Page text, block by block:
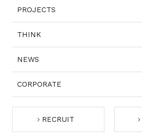
PROJECTS
THINK
NEWS
CORPORATE
RECRUIT